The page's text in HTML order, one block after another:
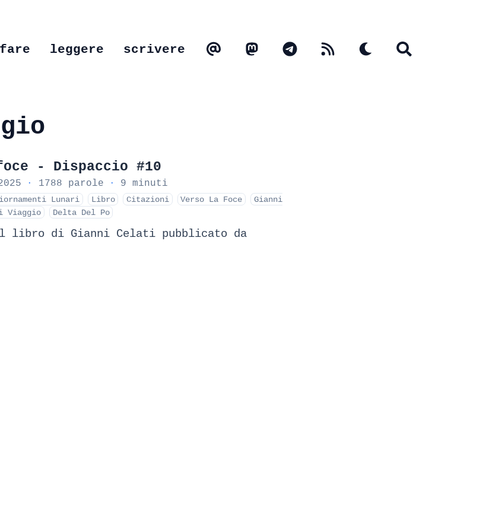
fare leggere scrivere
- Dispaccio #10
· 1788 parole · 9 minuti
Lunari Libro Citazioni Verso La Foce
Gianni
Viaggio Delta Del Po
libro di Gianni Celati pubblicato da